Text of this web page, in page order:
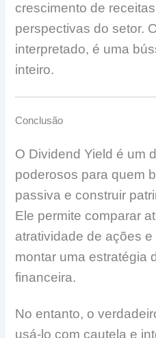
crescimento de
perspectivas do setor.
interpretado, é uma
inteiro.
Conclusão
O Dividend Yield é um
poderosos para quem
passiva e construir
Ele permite comparar
atratividade de ações
montar uma estratégia
financeira.
No entanto, o
usá-lo com cautela e